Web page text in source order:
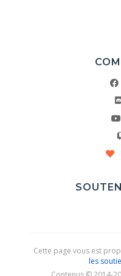
Cette page vous est
les